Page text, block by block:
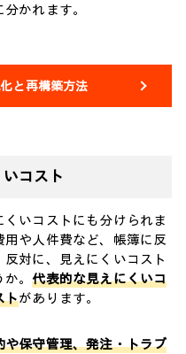
かれます。
と再構築方法
コスト
いコストにも分けられま
や人件費など、帳簿に反
対に、見えにくいコスト
か。代表的な見えにくいコ
トがあります。
や保守管理、発注・トラブ